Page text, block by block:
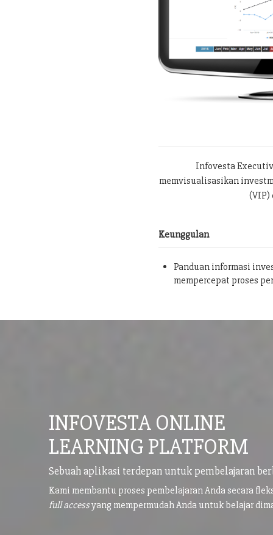
Infovesta
memvisualisasikan
(VIP)
Keunggulan
Panduan informasi
mempercepat proses
INFOVESTA ONLINE
LEARNING PLATFORM
Sebuah aplikasi terdepan untuk pembelajaran
Kami membantu proses pembelajaran Anda secara
full accessyang mempermudah Anda untuk belajar